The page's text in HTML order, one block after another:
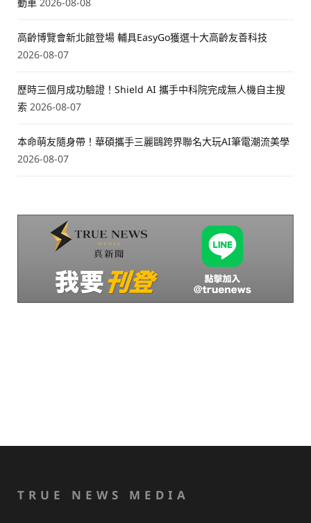
高齡博覽會新北館登場 輔具EasyGo獲選十大高齡友善科技
2026-08-07
歷時三個月成功驗證！Shield AI 攜手中科院完成無人機自主搜
索 2026-08-07
本命萌友隨身帶！華碩攜手三麗鷗跨界聯名大玩AI筆電潮流美學
2026-08-07
TRUE NEWS MEDIA